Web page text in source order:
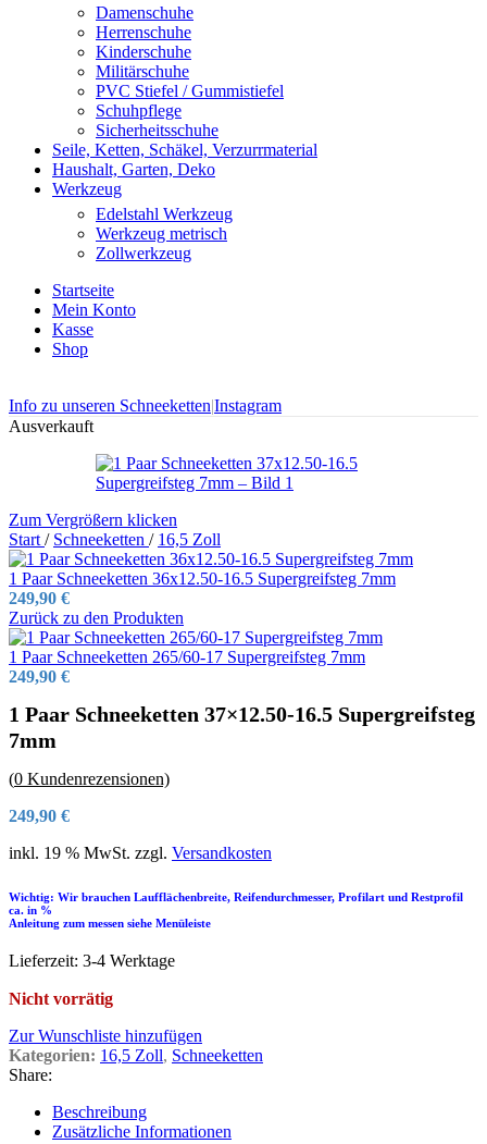
Damenschuhe
Herrenschuhe
Kinderschuhe
Militärschuhe
PVC Stiefel / Gummistiefel
Schuhpflege
Sicherheitsschuhe
Seile, Ketten, Schäkel, Verzurrmaterial
Haushalt, Garten, Deko
Werkzeug
Edelstahl Werkzeug
Werkzeug metrisch
Zollwerkzeug
Startseite
Mein Konto
Kasse
Shop
Info zu unseren Schneeketten|Instagram
Ausverkauft
Zum Vergrößern klicken
Start / Schneeketten / 16,5 Zoll
1 Paar Schneeketten 36x12.50-16.5 Supergreifsteg 7mm
249,90 €
Zurück zu den Produkten
1 Paar Schneeketten 265/60-17 Supergreifsteg 7mm
249,90 €
1 Paar Schneeketten 37×12.50-16.5 Supergreifsteg
7mm
(0 Kundenrezensionen)
249,90 €
inkl. 19 % MwSt. zzgl. Versandkosten
Wichtig: Wir brauchen Laufflächenbreite, Reifendurchmesser, Profilart und Restprofil
ca. in %
Anleitung zum messen siehe Menüleiste
Lieferzeit: 3-4 Werktage
Nicht vorrätig
Zur Wunschliste hinzufügen
Kategorien: 16,5 Zoll, Schneeketten
Share:
Beschreibung
Zusätzliche Informationen